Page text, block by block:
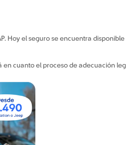
Hoy el seguro se encuentra
en cuanto el proceso de adecuación